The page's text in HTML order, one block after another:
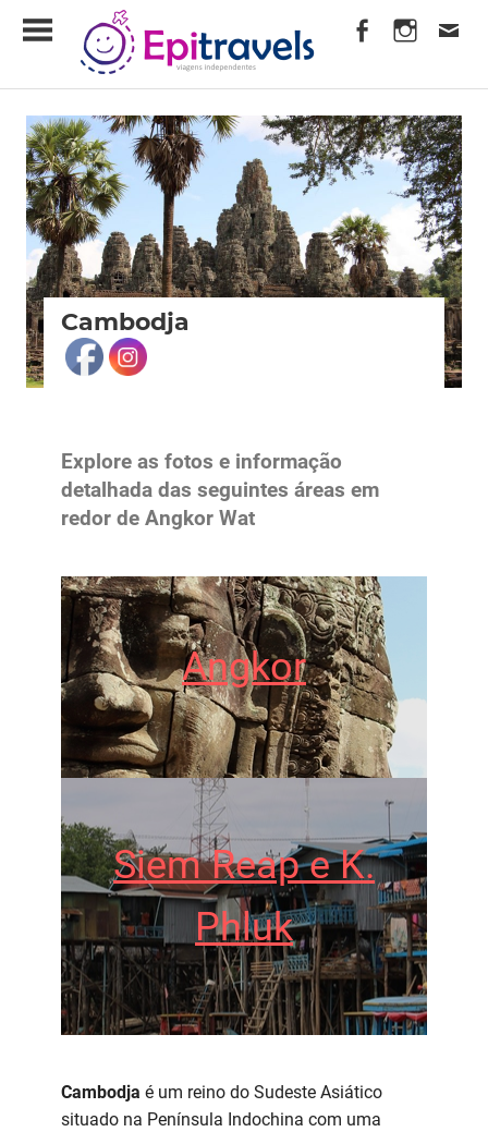
EpiTravels
Viagens
Independentes
Cambodja
Explore as fotos e informação
detalhada das seguintes áreas em
redor de Angkor Wat
Angkor
Siem Reap e K.
Phluk
Cambodja é um reino do Sudeste Asiático
situado na Península Indochina com uma